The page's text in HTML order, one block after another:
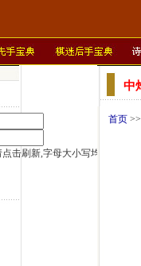
中
首页